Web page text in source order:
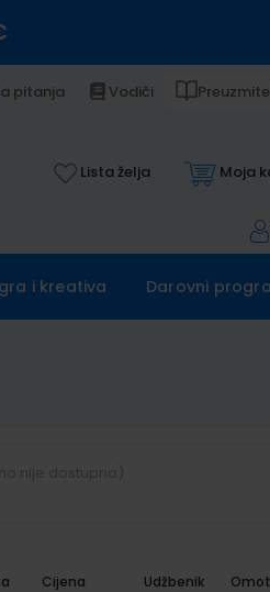
pitanja Vodiči
Lista želja Moja
i kreativa Darovni
Cijena Udžbenik Omot